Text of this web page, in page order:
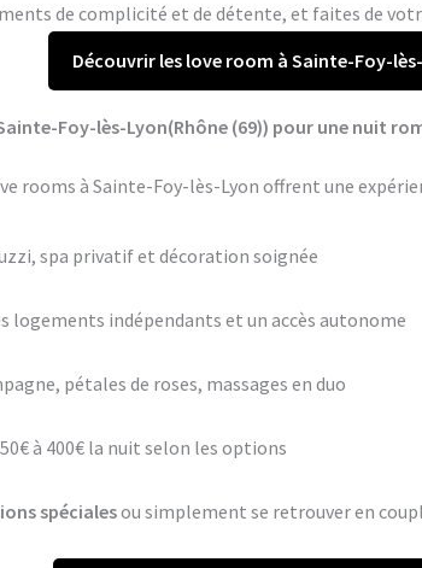
de complicité et de détente, et faites de
Découvrir les love room à Sainte-Foy-
Foy-lès-Lyon(Rhône (69)) pour une nuit
rooms à Sainte-Foy-lès-Lyon offrent une
spa privatif et décoration soignée
logements indépendants et un accès autonome
pétales de roses, massages en duo
à 400€ la nuit selon les options
spécialesou simplement se retrouver en